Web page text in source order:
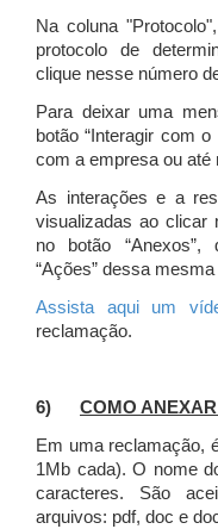
Na coluna
protocolo de
clique nesse número
Para deixar uma
botão “Interagir com
com a empresa ou até
As interações e a
visualizadas ao clicar
no botão
“Ações” dessa mesma
Assista aqui um
reclamação.
6) COMO
Em uma reclamação,
1Mb cada). O nome
caracteres. São
arquivos: pdf, doc e